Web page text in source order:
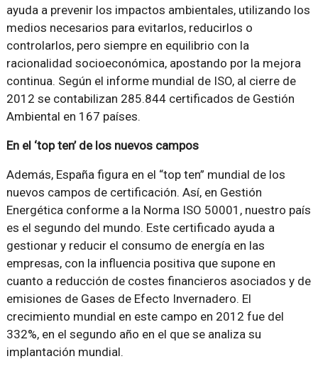
ayuda a prevenir los impactos ambientales, utilizando los
medios necesarios para evitarlos, reducirlos o
controlarlos, pero siempre en equilibrio con la
racionalidad socioeconómica, apostando por la mejora
continua. Según el informe mundial de ISO, al cierre de
2012 se contabilizan 285.844 certificados de Gestión
Ambiental en 167 países.
En el ‘top ten’ de los nuevos campos
Además, España figura en el “top ten” mundial de los
nuevos campos de certificación. Así, en Gestión
Energética conforme a la Norma ISO 50001, nuestro país
es el segundo del mundo. Este certificado ayuda a
gestionar y reducir el consumo de energía en las
empresas, con la influencia positiva que supone en
cuanto a reducción de costes financieros asociados y de
emisiones de Gases de Efecto Invernadero. El
crecimiento mundial en este campo en 2012 fue del
332%, en el segundo año en el que se analiza su
implantación mundial.